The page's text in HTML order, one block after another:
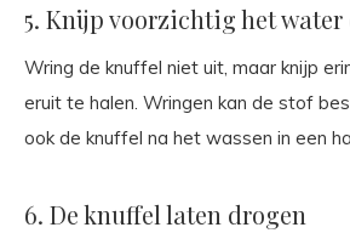
5. Knijp voorzichtig het
Wring de knuffel niet uit, maar knijp
eruit te halen. Wringen kan de stof
ook de knuffel na het wassen in een
6. De knuffel laten drogen